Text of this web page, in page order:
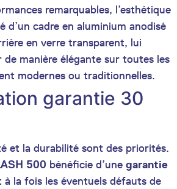
remarquables, l’esthétique
d’un cadre en aluminium anodisé
en verre transparent, lui
de manière élégante sur toutes les
modernes ou traditionnelles.
garantie 30
et la durabilité sont des priorités.
500 bénéficie d’une garantie
à la fois les éventuels défauts de